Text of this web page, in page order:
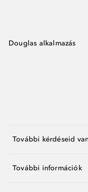
Douglas alkalmazás
További kérdéseid
További információk